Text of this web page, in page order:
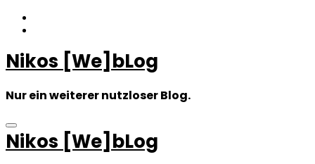
Zum
Inhalt
Nikos [We]bLog
Nur ein weiterer nutzloser Blog.
Nikos [We]bLog